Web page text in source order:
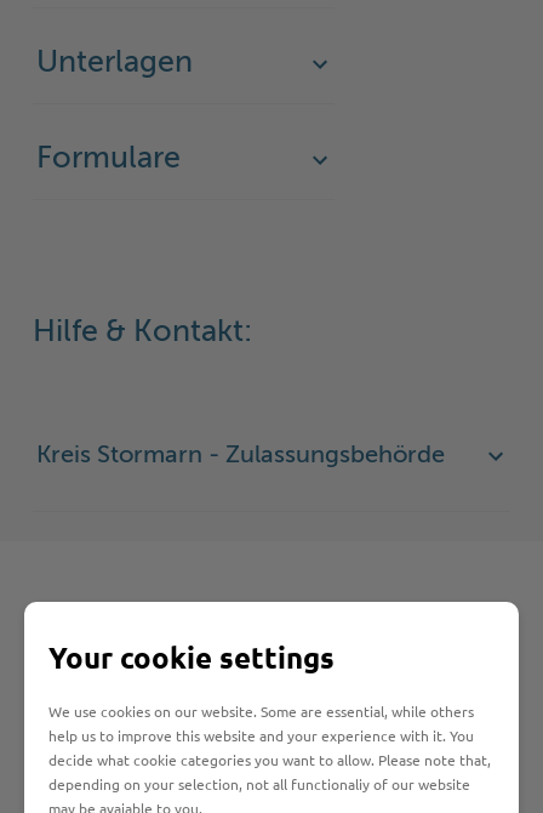
Unterlagen
Formulare
Hilfe & Kontakt:
Kreis Stormarn - Zulassungsbehörde
Schnelleinstieg
Seite auswählen
Your cookie settings
We use cookies on our website. Some are essential, while others
help us to improve this website and your experience with it. You
decide what cookie categories you want to allow. Please note that,
depending on your selection, not all functionaliy of our website
may be avaiable to you.